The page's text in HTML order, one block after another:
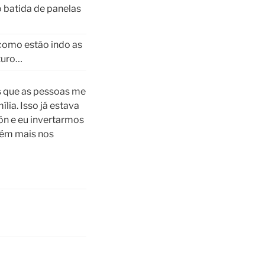
batida de panelas
estão indo as
as pessoas me
Isso já estava
e eu invertarmos
mais nos